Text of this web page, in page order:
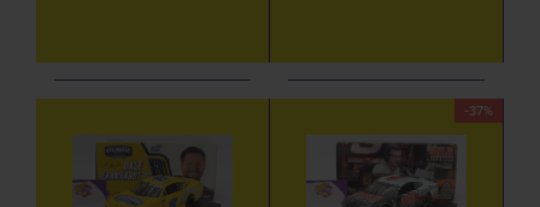
-37%